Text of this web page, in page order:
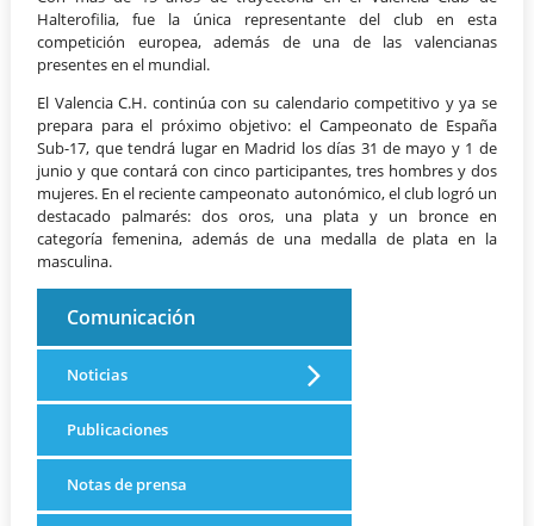
Halterofilia, fue la única representante del club en esta
competición europea, además de una de las valencianas
presentes en el mundial.
El Valencia C.H. continúa con su calendario competitivo y ya se
prepara para el próximo objetivo: el Campeonato de España
Sub-17, que tendrá lugar en Madrid los días 31 de mayo y 1 de
junio y que contará con cinco participantes, tres hombres y dos
mujeres. En el reciente campeonato autonómico, el club logró un
destacado palmarés: dos oros, una plata y un bronce en
categoría femenina, además de una medalla de plata en la
masculina.
Comunicación
Noticias
Publicaciones
Notas de prensa